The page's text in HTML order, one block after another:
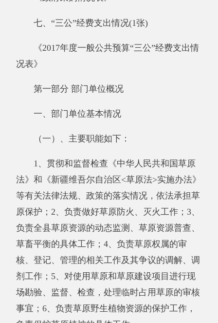
核、登记、管理的相关工作及其争议的调解、调
剂工作；5、对使用草原和草原建设项目进行现
场勘验、监督、检查，处理临时占用草原的审核
负责保护草原植被的具体工作。
（二）、机构情况
级，核定事业编制11名，其中：领导指数1名，
经费实行财政全额预算管理，参照公务员制度管
（三）人员情况
包括当年变动情况及原因。阿克陶县草原监
理所年初实有在职人员11名，10月退休1名干
部。年底实有在职人数10人。
二、部门决算单位构成。
从决算单位构成看，阿克陶县草原监理所部
门决算包括：阿克陶县草原监理所部门本级决
算，无所属单位决算。